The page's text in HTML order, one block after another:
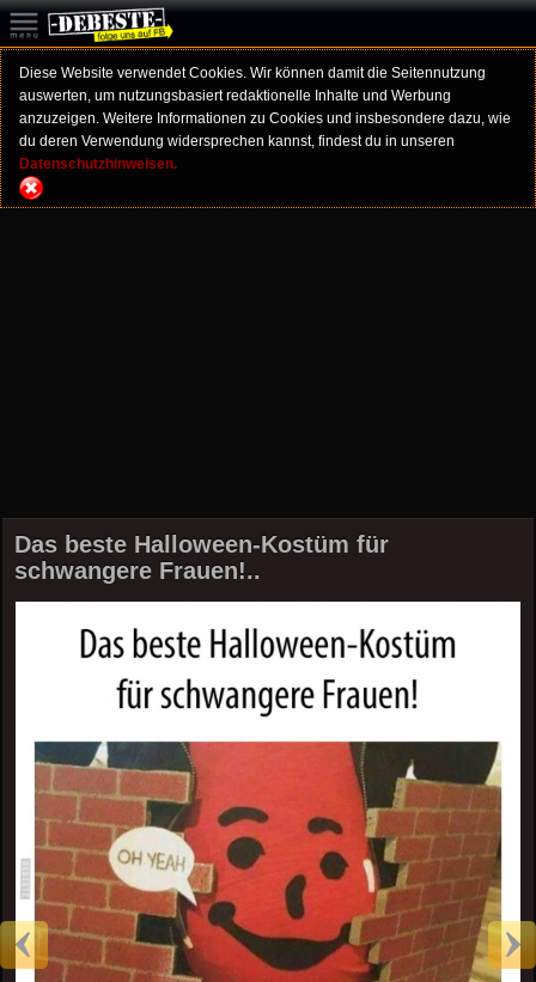
Diese Website verwendet Cookies. Wir können damit die Seitennutzung
auswerten, um nutzungsbasiert redaktionelle Inhalte und Werbung
anzuzeigen. Weitere Informationen zu Cookies und insbesondere dazu, wie
du deren Verwendung widersprechen kannst, findest du in unseren
Datenschutzhinweisen.
Das beste Halloween-Kostüm für
schwangere Frauen!..